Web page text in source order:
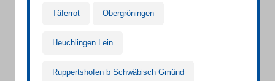
Täferrot Obergröningen
Heuchlingen Lein
Ruppertshofen b Schwäbisch Gmünd